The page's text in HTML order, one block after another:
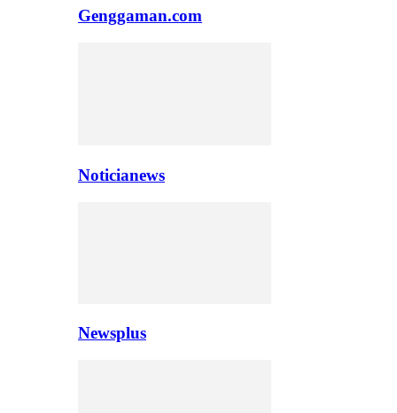
Genggaman.com
Noticianews
Newsplus